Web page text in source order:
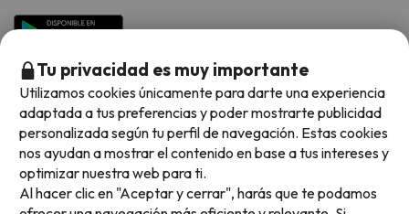
Métodos de pago disponibles
Tu privacidad es muy importante
Utilizamos cookies únicamente para darte una experiencia
adaptada a tus preferencias y poder mostrarte publicidad
personalizada según tu perfil de navegación. Estas cookies
nos ayudan a mostrar el contenido en base a tus intereses y
optimizar nuestra web para ti.
Al hacer clic en "Aceptar y cerrar", harás que te podamos